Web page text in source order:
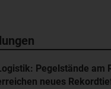
Pegelstände am
neues